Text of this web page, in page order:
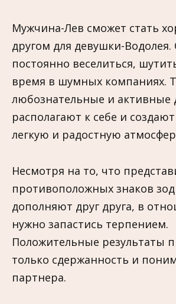
Мужчина-Лев сможет стать
другом для девушки-Водолея.
постоянно веселиться,
время в шумных компаниях.
любознательные и активные
располагают к себе и
легкую и радостную
Несмотря на то, что
противоположных знаков
дополняют друг друга, в
нужно запастись терпением.
Положительные результаты
только сдержанность и
партнера.